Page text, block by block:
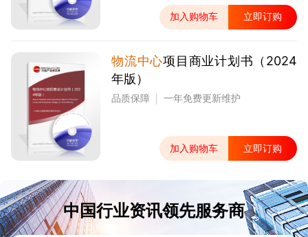
加入购物车 立即订购
物流中心项目商业计划书（2024
年版）
品质保障 一年免费更新维护
加入购物车 立即订购
中国行业资讯领先服务商